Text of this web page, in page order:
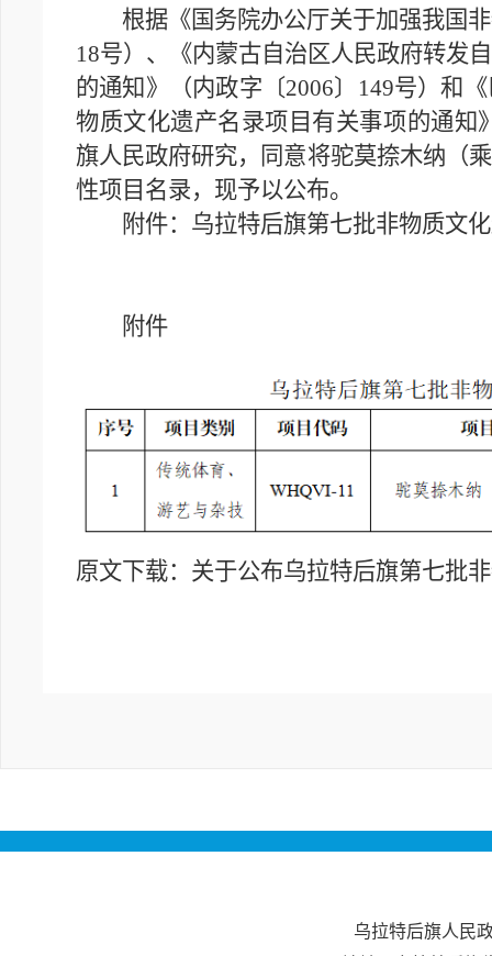
根据《国务院办公厅关于加强我国非
18号）、《内蒙古自治区人民政府转发
的通知》（内政字〔2006〕149号）和
物质文化遗产名录项目有关事项的通知
旗人民政府研究，同意将驼莫捺木纳（
性项目名录，现予以公布。
附件：乌拉特后旗第七批非物质文化
附件
原文下载： 关于公布乌拉特后旗第七批
乌拉特后旗人民